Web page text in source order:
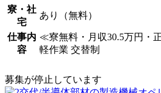
寮・社
宅
あり（無料）
仕事内
容
≪寮無料・月収30.5万円・
軽作業 交替制
募集が停止しています